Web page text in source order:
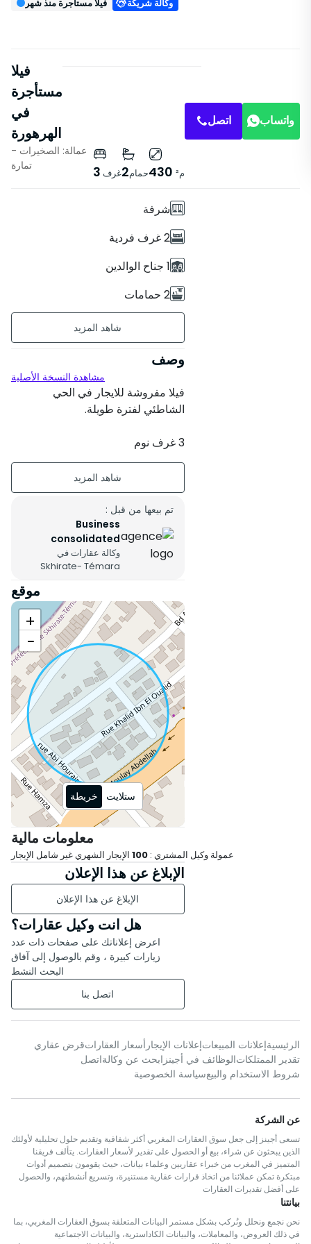
فيلا مستأجرة منذ شهر وكالة شريكة
فيلا
مستأجرة
في
الهرهورة
عمالة: الصخيرات -
تمارة
3 غرف2حمام430 م²
اتصل واتساب
خصائص
فيلا
شرفة
2 غرف فردية
1 جناح الوالدين
2 حمامات
طابقان
عمر البناء : أكثر من 20 سنة
حالة العقار : مقبول
حديقة
اتجاه الغرف : جنوب
سخان الماء بالطاقة الشمسية
وصف
مشاهدة النسخة الأصلية
فيلا مفروشة للايجار في الحي
الشاطئي لفترة طويلة.
3 غرف نوم
2 حمام
2 تراس
غرفة معيشة
حديقة
مرآب
تم بيعها من قبل :
Business
consolidated
وكالة عقارات في
Skhirate- Témara
موقع
+
−
خريطة ستلايت
معلومات مالية
عمولة وكيل المشتري : 100 الإيجار الشهري غير شامل الإيجار
الإبلاغ عن هذا الإعلان
الإبلاغ عن هذا الإعلان
هل انت وكيل عقارات؟
اعرض إعلاناتك على صفحات ذات عدد
زيارات كبيرة ، وقم بالوصول إلى آفاق
البحث النشط
اتصل بنا
الرئيسيةإعلانات المبيعاتإعلانات الإيجار أسعار العقاراتقرض عقاري
تقدير الممتلكاتالوظائف في أجينز ابحث عن وكالةاتصل
شروط الاستخدام والبيعسياسة الخصوصية
عن الشركة
تسعى أجينز إلى جعل سوق العقارات المغربي أكثر شفافية وتقديم حلول تحليلية لأولئك
الذين يبحثون عن شراء، بيع أو الحصول على تقدير لأسعار العقارات. يتألف فريقنا
المتميز في المغرب من خبراء عقاريين وعلماء بيانات، حيث يقومون بتصميم أدوات
مبتكرة تمكن عملائنا من اتخاذ قرارات عقارية مستنيرة، وتسريع أنشطتهم، والحصول
على أفضل تقديرات العقارات
بيانتنا
نحن نجمع ونحلل ونُركب بشكل مستمر البيانات المتعلقة بسوق العقارات المغربي، بما
في ذلك العروض، والمعاملات، والبيانات الكاداسترية، والبيانات الاجتماعية